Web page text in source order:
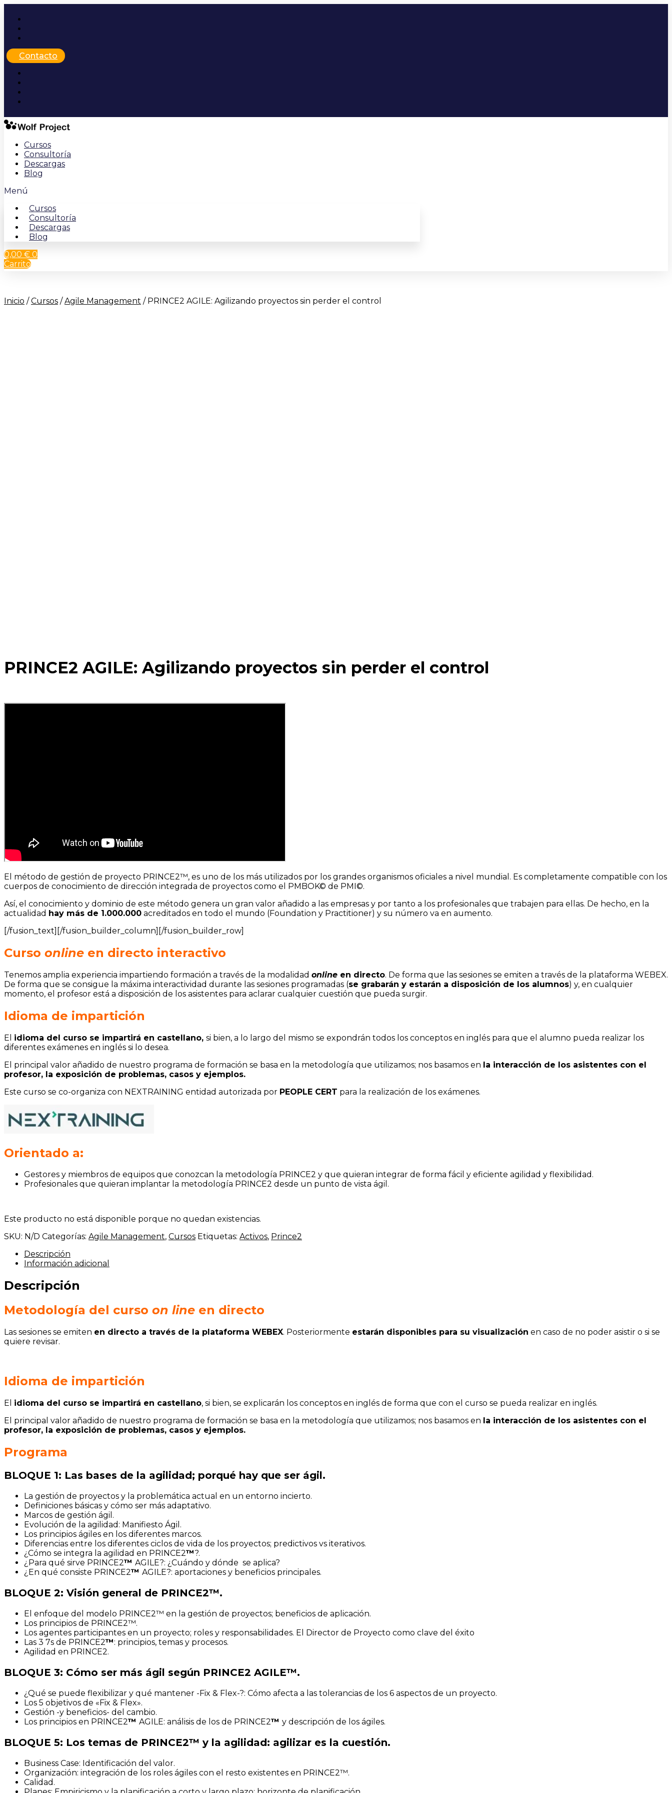
contenido
Contacto
Cursos
Consultoría
Descargas
Blog
Menú
Cursos
Consultoría
Descargas
Blog
0,00 € 0
Carrito
Inicio /Cursos /Agile Management / PRINCE2 AGILE: Agilizando proyectos sin perder el control
PRINCE2 AGILE: Agilizando proyectos sin perder el control
El método de gestión de proyecto PRINCE2™, es uno de los más utilizados por los grandes organismos oficiales a nivel mundial. Es completamente compatible con los
cuerpos de conocimiento de dirección integrada de proyectos como el PMBOK© de PMI©.
Así, el conocimiento y dominio de este método genera un gran valor añadido a las empresas y por tanto a los profesionales que trabajen para ellas. De hecho, en la
actualidad hay más de 1.000.000 acreditados en todo el mundo (Foundation y Practitioner) y su número va en aumento.
[/fusion_text][/fusion_builder_column][/fusion_builder_row]
Curso online en directo interactivo
Tenemos amplia experiencia impartiendo formación a través de la modalidad online en directo. De forma que las sesiones se emiten a través de la plataforma WEBEX.
De forma que se consigue la máxima interactividad durante las sesiones programadas (se grabarán y estarán a disposición de los alumnos) y, en cualquier
momento, el profesor está a disposición de los asistentes para aclarar cualquier cuestión que pueda surgir.
Idioma de impartición
El idioma del curso se impartirá en castellano, si bien, a lo largo del mismo se expondrán todos los conceptos en inglés para que el alumno pueda realizar los
diferentes exámenes en inglés si lo desea.
El principal valor añadido de nuestro programa de formación se basa en la metodología que utilizamos; nos basamos en la interacción de los asistentes con el
profesor, la exposición de problemas, casos y ejemplos.
Este curso se co-organiza con NEXTRAINING entidad autorizada por PEOPLE CERT para la realización de los exámenes.
Orientado a:
Gestores y miembros de equipos que conozcan la metodología PRINCE2 y que quieran integrar de forma fácil y eficiente agilidad y flexibilidad.
Profesionales que quieran implantar la metodología PRINCE2 desde un punto de vista ágil.
Este producto no está disponible porque no quedan existencias.
SKU: N/D Categorías: Agile Management, Cursos Etiquetas: Activos, Prince2
Descripción
Información adicional
Descripción
Metodología del curso on line en directo
Las sesiones se emiten en directo a través de la plataforma WEBEX. Posteriormente estarán disponibles para su visualización en caso de no poder asistir o si se
quiere revisar.
Idioma de impartición
El idioma del curso se impartirá en castellano, si bien, se explicarán los conceptos en inglés de forma que con el curso se pueda realizar en inglés.
El principal valor añadido de nuestro programa de formación se basa en la metodología que utilizamos; nos basamos en la interacción de los asistentes con el
profesor, la exposición de problemas, casos y ejemplos.
Programa
BLOQUE 1: Las bases de la agilidad; porqué hay que ser ágil.
La gestión de proyectos y la problemática actual en un entorno incierto.
Definiciones básicas y cómo ser más adaptativo.
Marcos de gestión ágil.
Evolución de la agilidad: Manifiesto Ágil.
Los principios ágiles en los diferentes marcos.
Diferencias entre los diferentes ciclos de vida de los proyectos; predictivos vs iterativos.
¿Cómo se integra la agilidad en PRINCE2™?.
¿Para qué sirve PRINCE2™ AGILE?: ¿Cuándo y dónde se aplica?
¿En qué consiste PRINCE2™ AGILE?: aportaciones y beneficios principales.
BLOQUE 2: Visión general de PRINCE2™.
El enfoque del modelo PRINCE2™ en la gestión de proyectos; beneficios de aplicación.
Los principios de PRINCE2™.
Los agentes participantes en un proyecto; roles y responsabilidades. El Director de Proyecto como clave del éxito
Las 3 7s de PRINCE2™: principios, temas y procesos.
Agilidad en PRINCE2.
BLOQUE 3: Cómo ser más ágil según PRINCE2 AGILE™.
¿Qué se puede flexibilizar y qué mantener -Fix & Flex-?: Cómo afecta a las tolerancias de los 6 aspectos de un proyecto.
Los 5 objetivos de «Fix & Flex».
Gestión -y beneficios- del cambio.
Los principios en PRINCE2™ AGILE: análisis de los de PRINCE2™ y descripción de los ágiles.
BLOQUE 5: Los temas de PRINCE2™ y la agilidad: agilizar es la cuestión.
Business Case: Identificación del valor.
Organización: integración de los roles ágiles con el resto existentes en PRINCE2™.
Calidad.